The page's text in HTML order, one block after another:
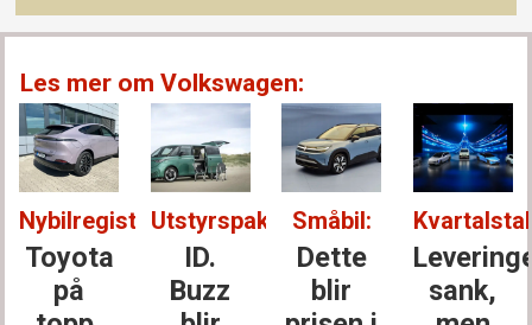
Les mer om Volkswagen:
Nybilregistreringer:
Toyota
på
Utstyrspakke:
ID.
Buzz
Småbil:
Dette
blir
sank,